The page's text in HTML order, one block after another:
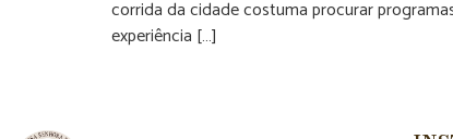
corrida da cidade costuma procurar
experiência […]